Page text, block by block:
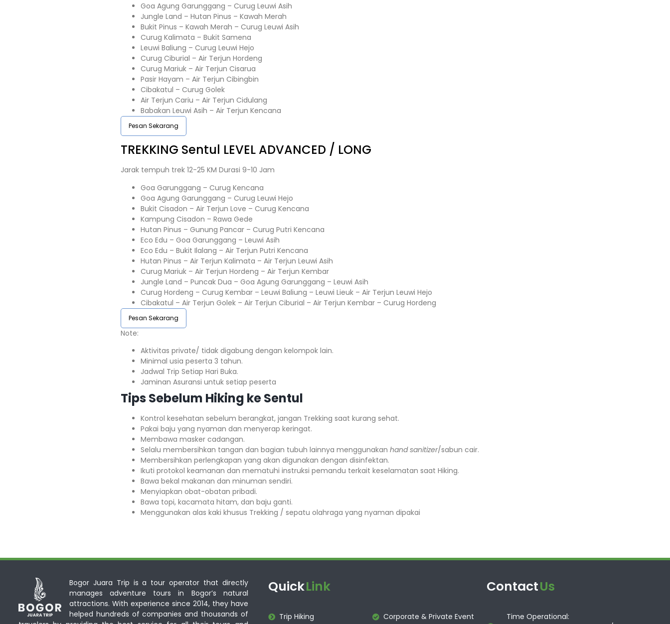
Goa Agung Garunggang – Curug Leuwi Asih
Jungle Land – Hutan Pinus – Kawah Merah
Bukit Pinus – Kawah Merah – Curug Leuwi Asih
Curug Kalimata – Bukit Samena
Leuwi Baliung – Curug Leuwi Hejo
Curug Ciburial – Air Terjun Hordeng
Curug Mariuk – Air Terjun Cisarua
Pasir Hayam – Air Terjun Cibingbin
Cibakatul – Curug Golek
Air Terjun Cariu – Air Terjun Cidulang
Babakan Leuwi Asih – Air Terjun Kencana
Pesan Sekarang
TREKKING Sentul LEVEL ADVANCED / LONG
Jarak tempuh trek 12-25 KM Durasi 9-10 Jam
Goa Garunggang – Curug Kencana
Goa Agung Garunggang – Curug Leuwi Hejo
Bukit Cisadon – Air Terjun Love – Curug Kencana
Kampung Cisadon – Rawa Gede
Hutan Pinus – Gunung Pancar – Curug Putri Kencana
Eco Edu – Goa Garunggang – Leuwi Asih
Eco Edu – Bukit Ilalang – Air Terjun Putri Kencana
Hutan Pinus – Air Terjun Kalimata – Air Terjun Leuwi Asih
Curug Mariuk – Air Terjun Hordeng – Air Terjun Kembar
Jungle Land – Puncak Dua – Goa Agung Garunggang – Leuwi Asih
Curug Hordeng – Curug Kembar – Leuwi Baliung – Leuwi Lieuk – Air Terjun Leuwi Hejo
Cibakatul – Air Terjun Golek – Air Terjun Ciburial – Air Terjun Kembar – Curug Hordeng
Pesan Sekarang
Note:⁣⁣
Aktivitas private/ tidak digabung dengan kelompok lain.
Minimal usia peserta 3 tahun.⁣⁣
Jadwal Trip Setiap Hari Buka.⁣⁣
Jaminan Asuransi untuk setiap peserta ⁣⁣
Tips Sebelum Hiking ke Sentul
Kontrol kesehatan sebelum berangkat, jangan Trekking saat kurang sehat.
Pakai baju yang nyaman dan menyerap keringat.
Membawa masker cadangan.
Selalu membersihkan tangan dan bagian tubuh lainnya menggunakan hand sanitizer/sabun cair.
Membersihkan perlengkapan yang akan digunakan dengan disinfektan.
Ikuti protokol keamanan dan mematuhi instruksi pemandu terkait keselamatan saat Hiking.
Bawa bekal makanan dan minuman sendiri.
Menyiapkan obat-obatan pribadi.
Bawa topi, kacamata hitam, dan baju ganti.
Menggunakan alas kaki khusus Trekking / sepatu olahraga yang nyaman dipakai
Bogor Juara Trip is a tour operator that directly
manages adventure tours in Bogor’s natural
attractions. With experience since 2014, they have
helped hundreds of companies and thousands of
QuickLink
Trip Hiking Corporate & Private Event
ContactUs
Time Operational: